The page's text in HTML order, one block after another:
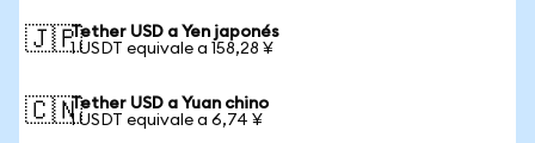
🇯🇵Tether USD a Yen japonés
1 USDT equivale a 158,28 ¥
🇨🇳Tether USD a Yuan chino
1 USDT equivale a 6,74 ¥